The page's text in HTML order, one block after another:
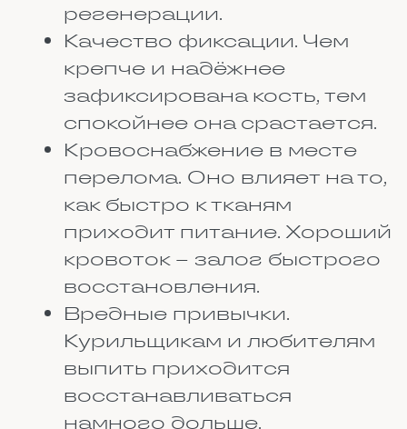
Когда острая фаза проходит,
наступает самый
ответственный момент.
Организм переходит к
строительству: появляются
новые клетки, растут волокна,
формируется основа для
будущего здорового сустава.
Любое лишнее движение, любое
нарушение режима может
свести усилия на нет. В этот
период особенно важно
слушать врача, чтобы не
усугубить положение и быстрее
Затем следует укрепление и
возвращение подвижности.
Сустав потихоньку
разрабатывают, сначала совсем
чуть-чуть, потом всё смелее.